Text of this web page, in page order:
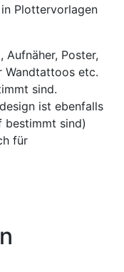
Plottervorlagen
Poster,
Wandtattoos etc.
sind.
ist ebenfalls
bestimmt sind)
für